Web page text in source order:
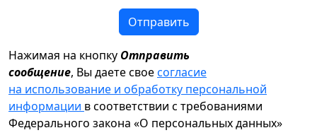
Отправить
Нажимая на кнопку Отправить
сообщение, Вы даете своесогласие
на использование и обработку персональной
информации в соответствии с требованиями
Федерального закона «О персональных данных»